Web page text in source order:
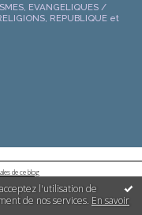
l'utilisation de
de nos services. En savoir
EVANGELIQUES /
REPUBLIQUE et
de ce blog